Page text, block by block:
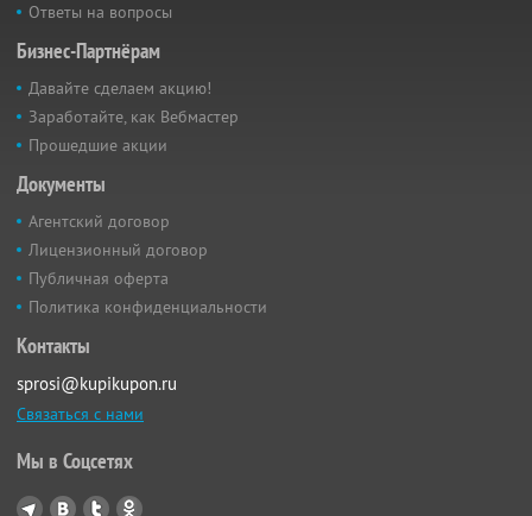
Ответы на вопросы
Бизнес-Партнёрам
Давайте сделаем акцию!
Заработайте, как Вебмастер
Прошедшие акции
Документы
Агентский договор
Лицензионный договор
Публичная оферта
Политика конфиденциальности
Контакты
sprosi@kupikupon.ru
Связаться с нами
Мы в Соцсетях